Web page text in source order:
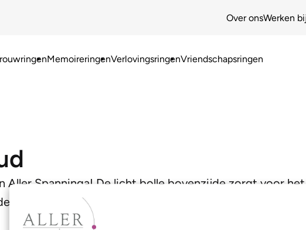
Over onsWerken
MemoireringenVerlovingsringenVriendschapsringen
Aller Spanninga! De licht bolle bovenzijde zorgt voor
huid en dus voor maximaal draagcomfort!